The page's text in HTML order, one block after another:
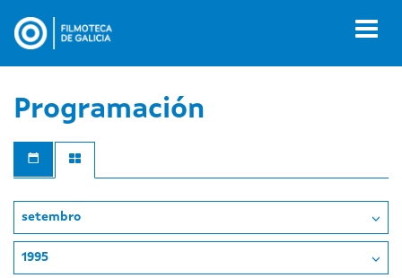
contido
Programación
setembro
1995